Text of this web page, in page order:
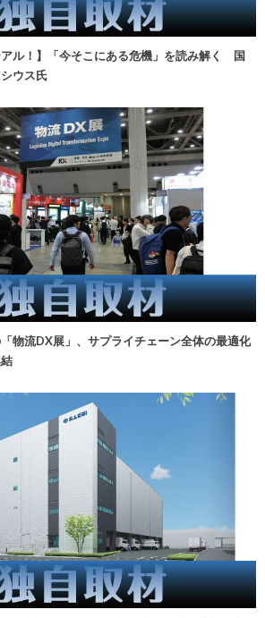
アル！】「今そこにある危機」を読み解く 国
ウス氏
「物流DX展」、サプライチェーン全体の最適化